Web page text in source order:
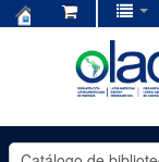
OLADE